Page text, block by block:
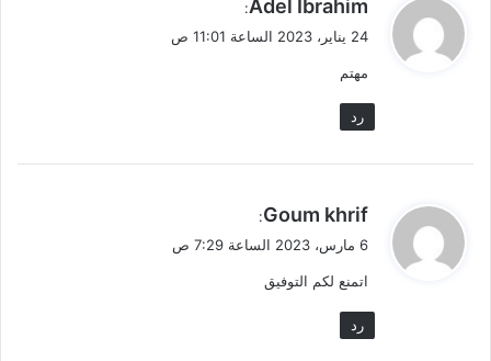
ق
ل
Adel Ibrahim
:
24 يناير، 2023 الساعة 11:01 ص
مهتم
رد
ي
ق
ل
Goum khrif
:
6 مارس، 2023 الساعة 7:29 ص
اتمنع لكم التوفيق
رد